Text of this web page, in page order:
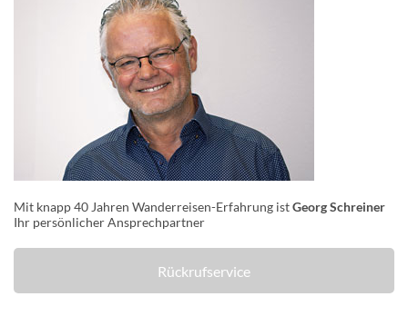
Mit knapp 40 Jahren Wanderreisen-Erfahrung istGeorg Schreiner
Ihr persönlicher Ansprechpartner
Rückrufservice